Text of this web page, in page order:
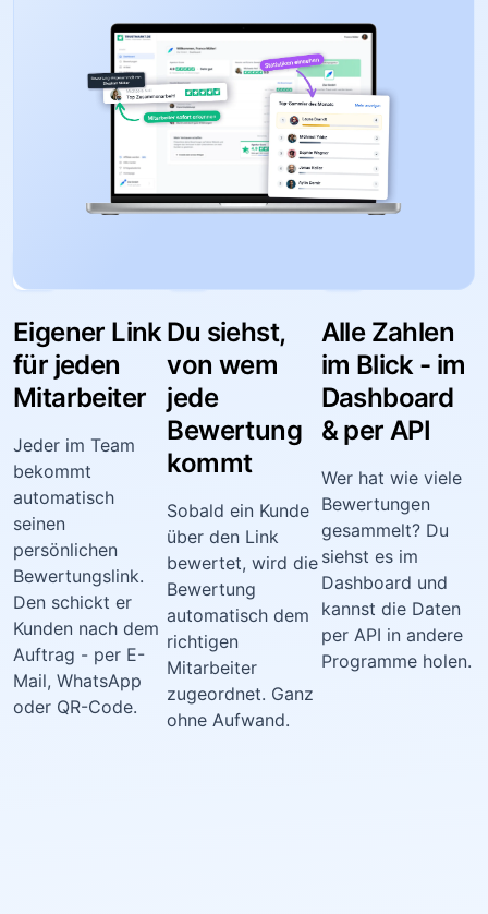
Eigener Link
für jeden
Mitarbeiter
Jeder im Team
bekommt
automatisch
seinen
persönlichen
Bewertungslink.
Den schickt er
Kunden nach dem
Auftrag - per E-
Mail, WhatsApp
oder QR-Code.
Du siehst,
von wem
jede
Bewertung
kommt
Sobald ein Kunde
über den Link
bewertet, wird die
Bewertung
automatisch dem
richtigen
Mitarbeiter
zugeordnet. Ganz
ohne Aufwand.
Alle Zahlen
im Blick - im
Dashboard
& per API
Wer hat wie viele
Bewertungen
gesammelt? Du
siehst es im
Dashboard und
kannst die Daten
per API in andere
Programme holen.